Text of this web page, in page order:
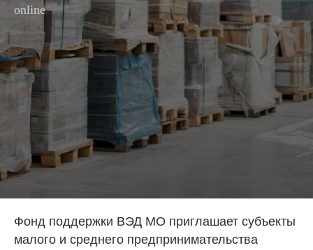
online
Фонд поддержки ВЭД МО приглашает субъекты
малого и среднего предпринимательства